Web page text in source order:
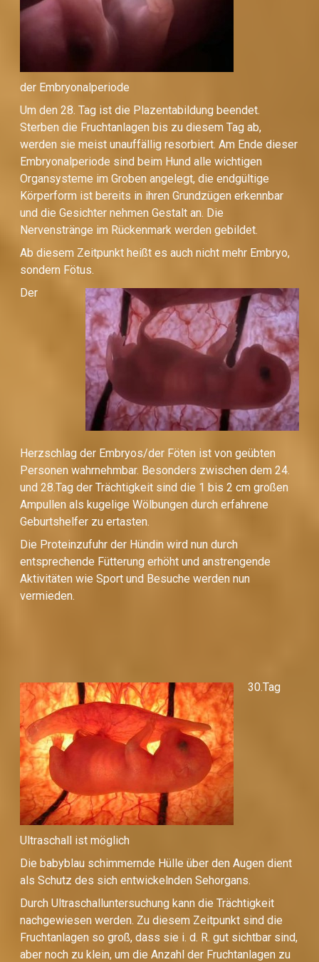
der Embryonalperiode
Um den 28. Tag ist die Plazentabildung beendet.
Sterben die Fruchtanlagen bis zu diesem Tag ab,
werden sie meist unauffällig resorbiert. Am Ende dieser
Embryonalperiode sind beim Hund alle wichtigen
Organsysteme im Groben angelegt, die endgültige
Körperform ist bereits in ihren Grundzügen erkennbar
und die Gesichter nehmen Gestalt an. Die
Nervenstränge im Rückenmark werden gebildet.
Ab diesem Zeitpunkt heißt es auch nicht mehr Embryo,
sondern Fötus.
Der
Herzschlag der Embryos/der Föten ist von geübten
Personen wahrnehmbar. Besonders zwischen dem 24.
und 28.Tag der Trächtigkeit sind die 1 bis 2 cm großen
Ampullen als kugelige Wölbungen durch erfahrene
Geburtshelfer zu ertasten.
Die Proteinzufuhr der Hündin wird nun durch
entsprechende Fütterung erhöht und anstrengende
Aktivitäten wie Sport und Besuche werden nun
vermieden.
30.Tag
Ultraschall ist möglich
Die babyblau schimmernde Hülle über den Augen dient
als Schutz des sich entwickelnden Sehorgans.
Durch Ultraschalluntersuchung kann die Trächtigkeit
nachgewiesen werden. Zu diesem Zeitpunkt sind die
Fruchtanlagen so groß, dass sie i. d. R. gut sichtbar sind,
aber noch zu klein, um die Anzahl der Fruchtanlagen zu